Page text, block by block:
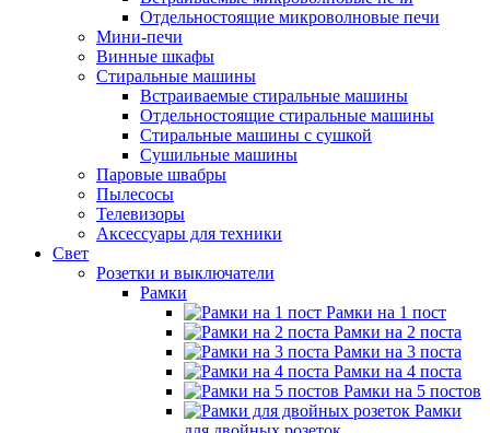
Отдельностоящие микроволновые печи
Мини-печи
Винные шкафы
Стиральные машины
Встраиваемые стиральные машины
Отдельностоящие стиральные машины
Стиральные машины с сушкой
Сушильные машины
Паровые швабры
Пылесосы
Телевизоры
Аксессуары для техники
Свет
Розетки и выключатели
Рамки
Рамки на 1 пост
Рамки на 2 поста
Рамки на 3 поста
Рамки на 4 поста
Рамки на 5 постов
Рамки